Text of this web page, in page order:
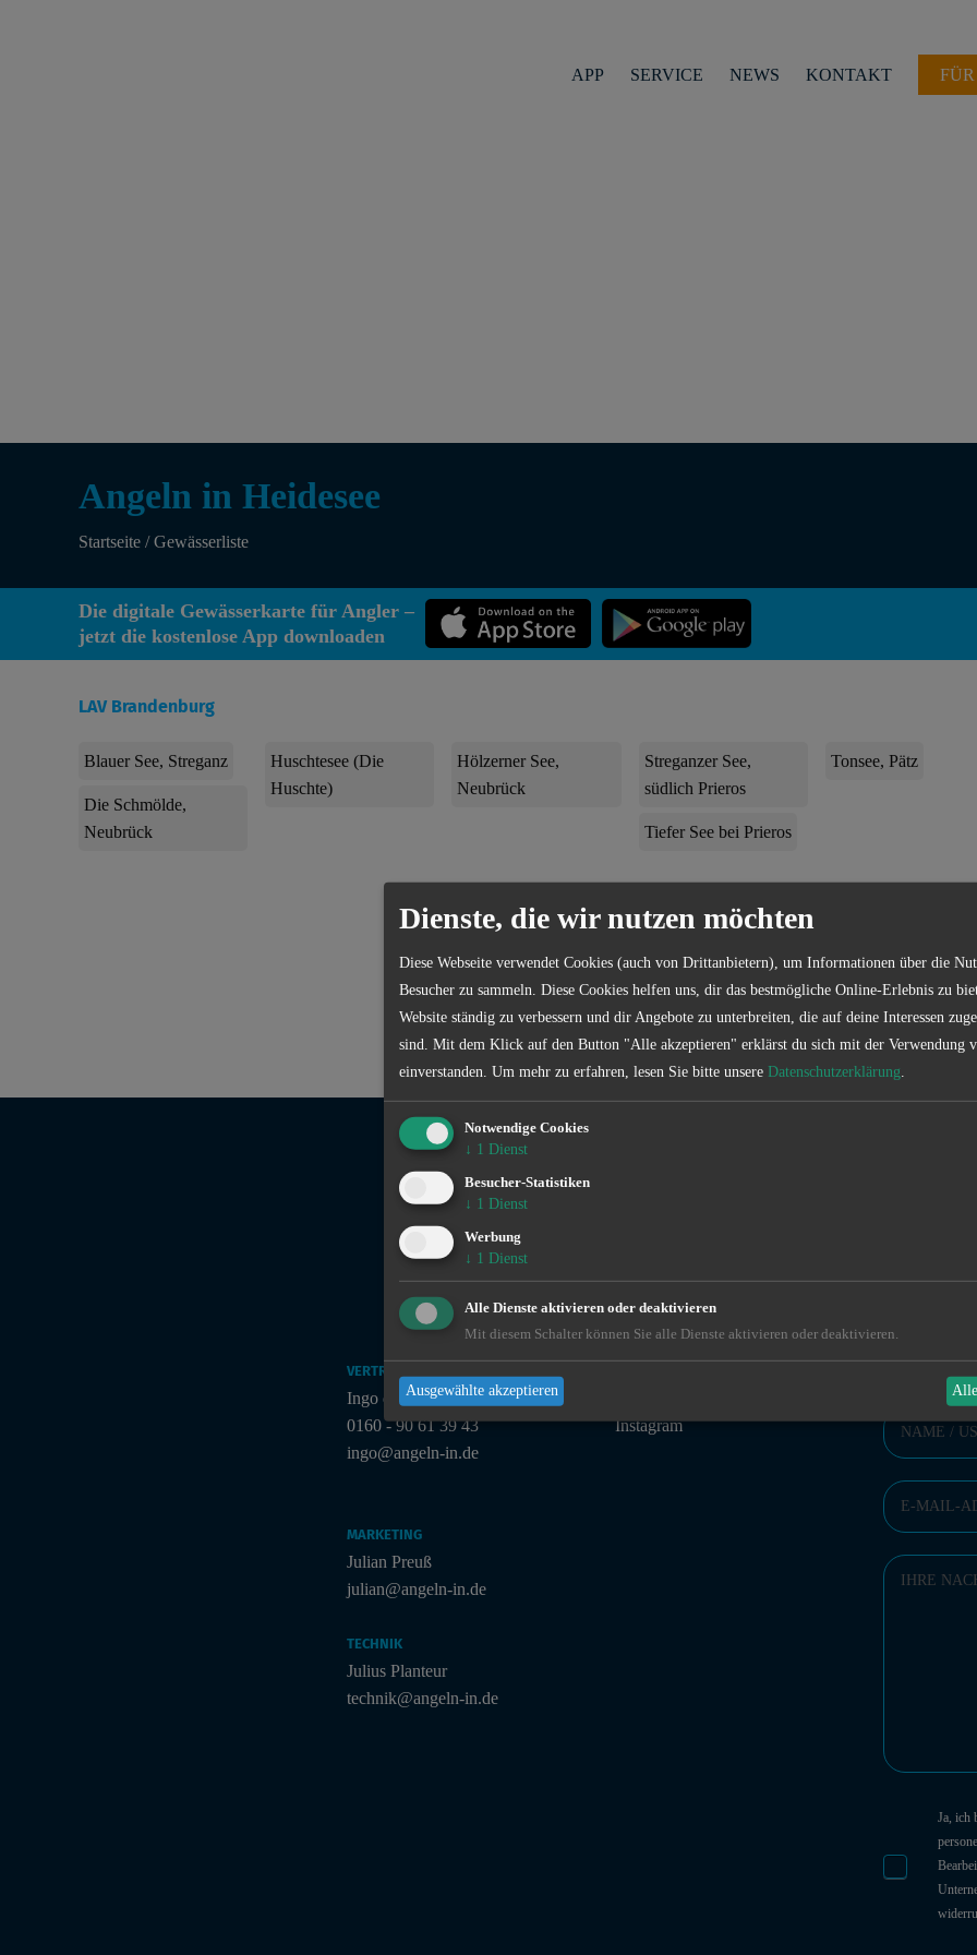
APP SERVICE NEWS KONTAKT
Angeln in Heidesee
Startseite /Gewässerliste
Die digitale Gewässerkarte für Angler –
jetzt die kostenlose App downloaden
LAV Brandenburg
Blauer See, Streganz
Die Schmölde,
Neubrück
Huschtesee (Die
Huschte)
Hölzerner See,
Neubrück
Streganzer See,
südlich Prieros
Tiefer See bei Prieros
Tonsee, Pätz
angeln-inist die interaktive Gewässerkarte für dich und dein Lieblings-
VERTRIEB
Ingo de Jonge
0160 - 90 61 39 43
ingo@angeln-in.de
MARKETING
Julian Preuß
julian@angeln-in.de
TECHNIK
Julius Planteur
technik@angeln-in.de
Instagram
Ja, ich
Dienste, die wir nutzen möchten
Diese Webseite verwendet Cookies (auch von Drittanbietern), um Informationen über die
Besucher zu sammeln. Diese Cookies helfen uns, dir das bestmögliche Online-Erlebnis zu
Website ständig zu verbessern und dir Angebote zu unterbreiten, die auf deine Interessen
sind. Mit dem Klick auf den Button "Alle akzeptieren" erklärst du sich mit der Verwendung
einverstanden. Um mehr zu erfahren, lesen Sie bitte unsere Datenschutzerklärung.
Notwendige Cookies
↓ 1 Dienst
Besucher-Statistiken
↓ 1 Dienst
Werbung
↓ 1 Dienst
Alle Dienste aktivieren oder deaktivieren
Mit diesem Schalter können Sie alle Dienste aktivieren oder deaktivieren.
Ausgewählte akzeptieren